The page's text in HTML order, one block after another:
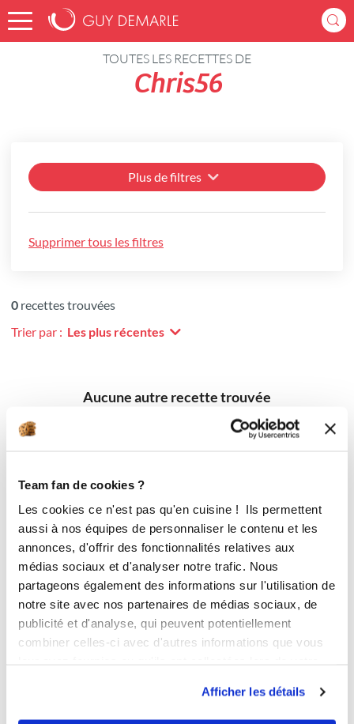
Team fan de cookies ?
Les cookies ce n'est pas qu'en cuisine ! Ils permettent
aussi à nos équipes de personnaliser le contenu et les
annonces, d'offrir des fonctionnalités relatives aux
médias sociaux et d'analyser notre trafic. Nous
partageons également des informations sur l'utilisation de
notre site avec nos partenaires de médias sociaux, de
publicité et d'analyse, qui peuvent potentiellement
combiner celles-ci avec d'autres informations que vous
Afficher les détails
Accueil Recettes
TOUTES LES RECETTES DE
Chris56
Plus de filtres
Supprimer tous les filtres
0 recettes trouvées
Trier par : Les plus récentes
Aucune autre recette trouvée